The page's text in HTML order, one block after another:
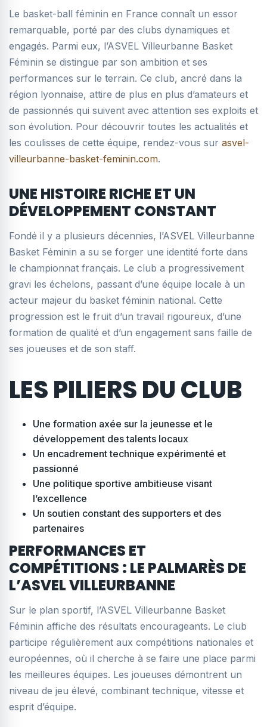
Le basket-ball féminin en France connaît un essor
remarquable, porté par des clubs dynamiques et
engagés. Parmi eux, l’ASVEL Villeurbanne Basket
Féminin se distingue par son ambition et ses
performances sur le terrain. Ce club, ancré dans la
région lyonnaise, attire de plus en plus d’amateurs et
de passionnés qui suivent avec attention ses exploits et
son évolution. Pour découvrir toutes les actualités et
les coulisses de cette équipe, rendez-vous sur asvel-
villeurbanne-basket-feminin.com.
UNE HISTOIRE RICHE ET UN
DÉVELOPPEMENT CONSTANT
Fondé il y a plusieurs décennies, l’ASVEL Villeurbanne
Basket Féminin a su se forger une identité forte dans
le championnat français. Le club a progressivement
gravi les échelons, passant d’une équipe locale à un
acteur majeur du basket féminin national. Cette
progression est le fruit d’un travail rigoureux, d’une
formation de qualité et d’un engagement sans faille de
ses joueuses et de son staff.
LES PILIERS DU CLUB
Une formation axée sur la jeunesse et le
développement des talents locaux
Un encadrement technique expérimenté et
passionné
Une politique sportive ambitieuse visant
l’excellence
Un soutien constant des supporters et des
partenaires
PERFORMANCES ET
COMPÉTITIONS : LE PALMARÈS DE
L’ASVEL VILLEURBANNE
Sur le plan sportif, l’ASVEL Villeurbanne Basket
Féminin affiche des résultats encourageants. Le club
participe régulièrement aux compétitions nationales et
européennes, où il cherche à se faire une place parmi
les meilleures équipes. Les joueuses démontrent un
niveau de jeu élevé, combinant technique, vitesse et
esprit d’équipe.